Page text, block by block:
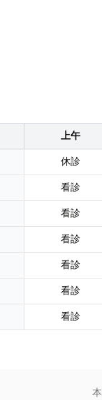
上午
休診
看診
看診
看診
看診
看診
看診